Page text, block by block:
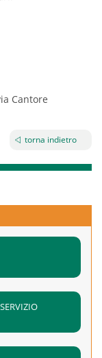
Cantore
torna indietro